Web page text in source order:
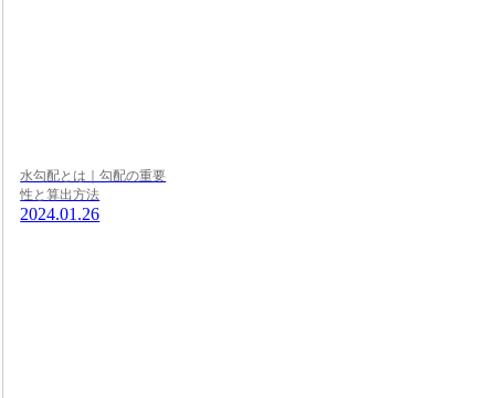
水勾配とは｜勾配の重要
性と算出方法
2024.01.26